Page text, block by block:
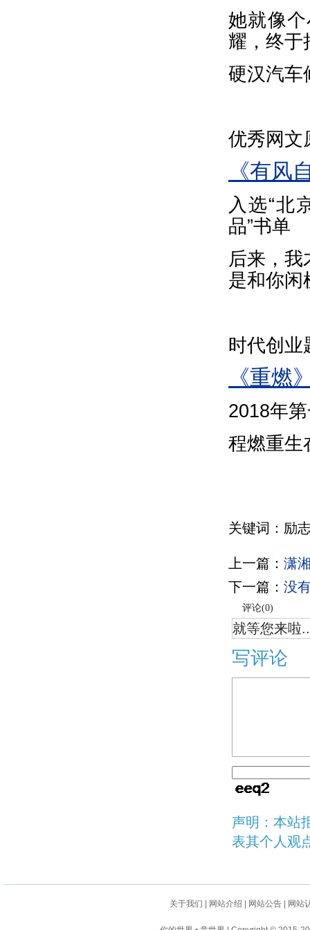
她就像
耀，终于
硬汉汽车
优秀网文
《有风
入选“北
品”书单
后来，
是和你闲
时代创业
《重燃
2018年
程燃重
关键词：励
上一篇： 潇
下一篇： 没
评论(0)
就等您来啦
写评论
声明：本站
表其个人观
关于我们 网站介绍 网站公告 网站